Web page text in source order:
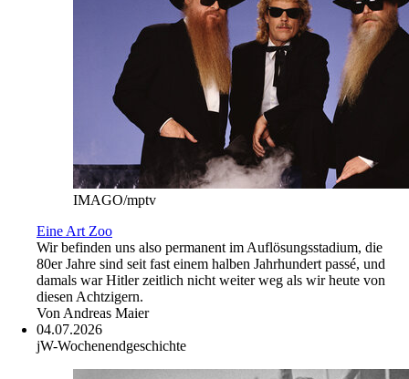
IMAGO/mptv
Eine Art Zoo
Wir befinden uns also permanent im Auflösungsstadium, die
80er Jahre sind seit fast einem halben Jahrhundert passé, und
damals war Hitler zeitlich nicht weiter weg als wir heute von
diesen Achtzigern.
Von Andreas Maier
04.07.2026
jW-Wochenendgeschichte